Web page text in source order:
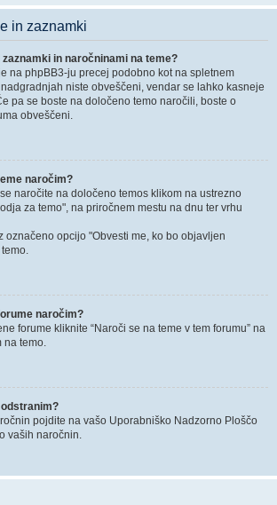
in zaznamki
in naročninami na teme?
na phpBB3-ju precej podobno kot na spletnem
niste obveščeni, vendar se lahko kasneje
pa se boste na določeno temo naročili, boste o
obveščeni.
naročim?
naročite na določeno temos klikom na ustrezno
za temo", na priročnem mestu na dnu ter vrhu
označeno opcijo "Obvesti me, ko bo objavljen
naročim?
forume kliknite “Naroči se na teme v tem forumu” na
na temo.
pojdite na vašo Uporabniško Nadzorno Ploščo
vaših naročnin.